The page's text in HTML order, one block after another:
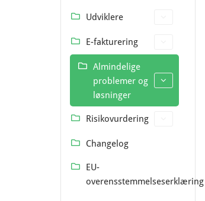
Udviklere
E-fakturering
Almindelige
problemer og
løsninger
Risikovurdering
Changelog
EU-
overensstemmelseserklæring